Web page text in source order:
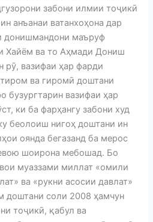
забони илмии тоҷикӣ
анъанаи ватанхоҳона дар
донишмандони маъруф
Хайём ва то Аҳмади Дониш
рӯ, вазифаи ҳар фарди
ва гиромӣ доштани
бузургтарин вазифаи ҳар
ки ба фарҳангу забони худ
беолоиш нигоҳ доштани ин
оянда бегазанд ба мерос
шоирона мебошад. Бо
муаззами миллат «омили
ва «рукни асосии давлат»
доштани соли 2008 ҳамчун
тоҷикӣ, қабул ва